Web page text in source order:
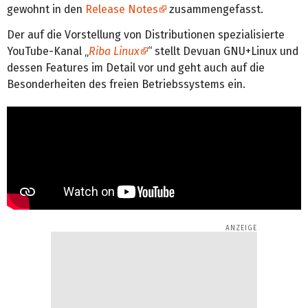
gewohnt in den Release Notes
zusammengefasst.
Der auf die Vorstellung von Distributionen spezialisierte
YouTube-Kanal „ Riba Linux
“ stellt Devuan GNU+Linux und
dessen Features im Detail vor und geht auch auf die
Besonderheiten des freien Betriebssystems ein.